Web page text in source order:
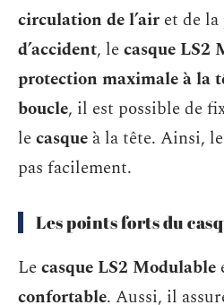
circulation de l’air et de la
d’accident, lecasque LS2
protection maximale à la
boucle, il est possible de
lecasque à la tête. Ainsi, le
pas facilement.
Les points forts du
Lecasque LS2 Modulable
confortable. Aussi, il